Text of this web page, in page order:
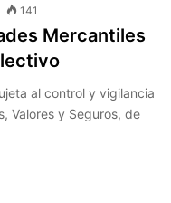
141
Mercantiles
al control y vigilancia
Valores y Seguros, de